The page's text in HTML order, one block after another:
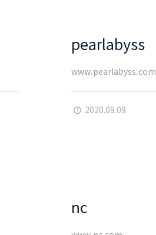
pearlabyss
www.pearlabyss.com
2020.09.09
nc